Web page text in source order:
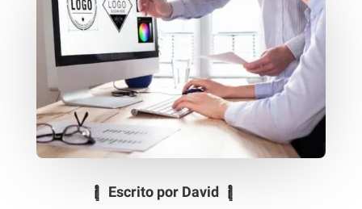
Escrito por David